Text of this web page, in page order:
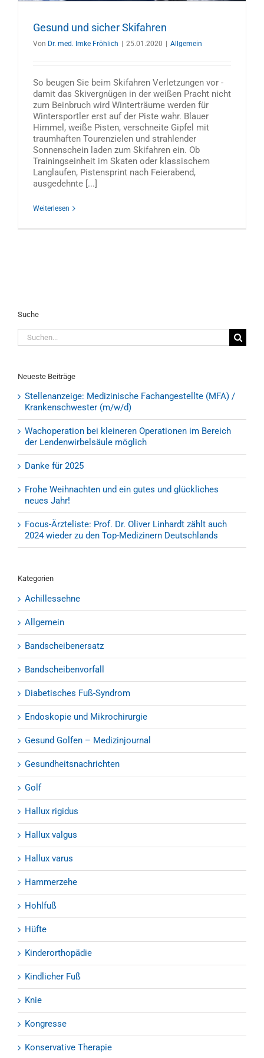
Gesund und sicher Skifahren
Von Dr. med. Imke Fröhlich | 25.01.2020 | Allgemein
So beugen Sie beim Skifahren Verletzungen vor -
damit das Skivergnügen in der weißen Pracht nicht
zum Beinbruch wird Winterträume werden für
Wintersportler erst auf der Piste wahr. Blauer
Himmel, weiße Pisten, verschneite Gipfel mit
traumhaften Tourenzielen und strahlender
Sonnenschein laden zum Skifahren ein. Ob
Trainingseinheit im Skaten oder klassischem
Langlaufen, Pistensprint nach Feierabend,
ausgedehnte [...]
Weiterlesen
Suche
Suche
nach:
Neueste Beiträge
Stellenanzeige: Medizinische Fachangestellte (MFA) /
Krankenschwester (m/w/d)
Wachoperation bei kleineren Operationen im Bereich
der Lendenwirbelsäule möglich
Danke für 2025
Frohe Weihnachten und ein gutes und glückliches
neues Jahr!
Focus-Ärzteliste: Prof. Dr. Oliver Linhardt zählt auch
2024 wieder zu den Top-Medizinern Deutschlands
Kategorien
Achillessehne
Allgemein
Bandscheibenersatz
Bandscheibenvorfall
Diabetisches Fuß-Syndrom
Endoskopie und Mikrochirurgie
Gesund Golfen – Medizinjournal
Gesundheitsnachrichten
Golf
Hallux rigidus
Hallux valgus
Hallux varus
Hammerzehe
Hohlfuß
Hüfte
Kinderorthopädie
Kindlicher Fuß
Knie
Kongresse
Konservative Therapie